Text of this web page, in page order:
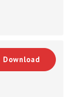
Download